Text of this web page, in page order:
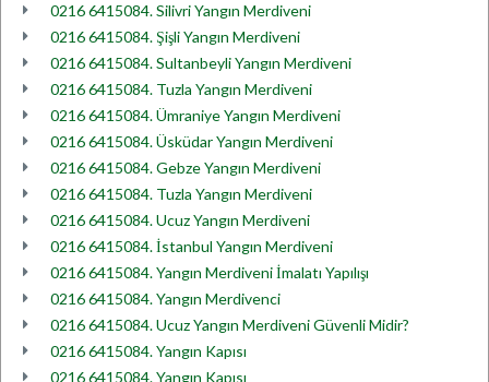
0216 6415084. Silivri Yangın Merdiveni
0216 6415084. Şişli Yangın Merdiveni
0216 6415084. Sultanbeyli Yangın Merdiveni
0216 6415084. Tuzla Yangın Merdiveni
0216 6415084. Ümraniye Yangın Merdiveni
0216 6415084. Üsküdar Yangın Merdiveni
0216 6415084. Gebze Yangın Merdiveni
0216 6415084. Tuzla Yangın Merdiveni
0216 6415084. Ucuz Yangın Merdiveni
0216 6415084. İstanbul Yangın Merdiveni
0216 6415084. Yangın Merdiveni İmalatı Yapılışı
0216 6415084. Yangın Merdivenci
0216 6415084. Ucuz Yangın Merdiveni Güvenli Midir?
0216 6415084. Yangın Kapısı
0216 6415084. Yangın Kapısı